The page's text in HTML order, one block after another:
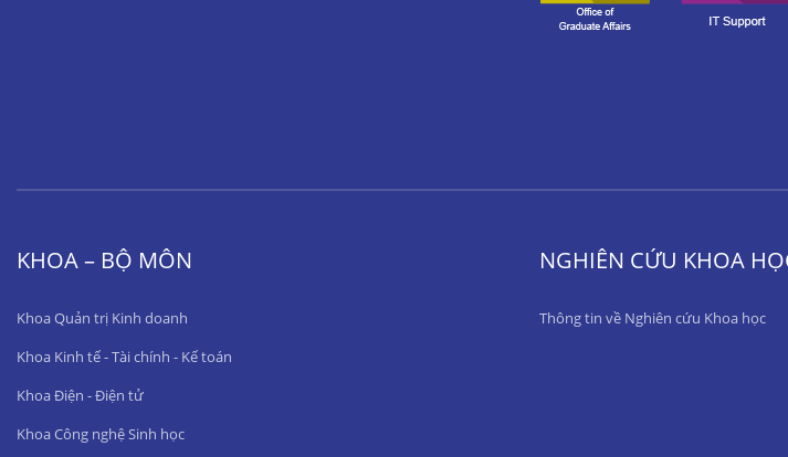
KHOA – BỘ MÔN
Khoa Quản trị Kinh doanh
Khoa Kinh tế - Tài chính - Kế toán
Khoa Điện - Điện tử
Khoa Công nghệ Sinh học
NGHIÊN CỨU KHOA
Thông tin về Nghiên cứu Khoa học